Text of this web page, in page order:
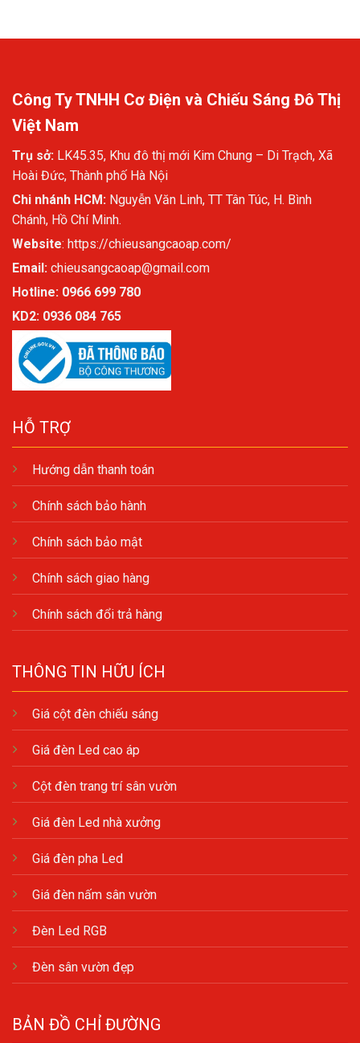
Công Ty TNHH Cơ Điện và Chiếu Sáng Đô Thị
Việt Nam
Trụ sở: LK45.35, Khu đô thị mới Kim Chung – Di Trạch, Xã
Hoài Đức, Thành phố Hà Nội
Chi nhánh HCM: Nguyễn Văn Linh, TT Tân Túc, H. Bình
Chánh, Hồ Chí Minh.
Website: https://chieusangcaoap.com/
Email: chieusangcaoap@gmail.com
Hotline: 0966 699 780
KD2: 0936 084 765
HỖ TRỢ
Hướng dẫn thanh toán
Chính sách bảo hành
Chính sách bảo mật
Chính sách giao hàng
Chính sách đổi trả hàng
THÔNG TIN HỮU ÍCH
Giá cột đèn chiếu sáng
Giá đèn Led cao áp
Cột đèn trang trí sân vườn
Giá đèn Led nhà xưởng
Giá đèn pha Led
Giá đèn nấm sân vườn
Đèn Led RGB
Đèn sân vườn đẹp
BẢN ĐỒ CHỈ ĐƯỜNG